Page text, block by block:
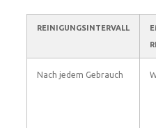
REINIGUNGSINTERVALL
Nach jedem Gebrauch